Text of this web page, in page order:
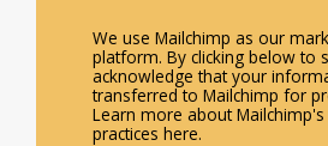
We use Mailchimp as our
platform. By clicking below to
acknowledge that your
transferred to Mailchimp for
Learn more about Mailchimp's
practices here.